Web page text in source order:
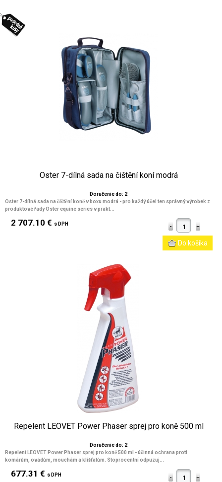
Oster 7-dílná sada na čištění koní modrá
Doručenie do: 2
Oster 7-dílná sada na čištění koně v boxu modrá - pro každý účel ten správný výrobek z
produktové řady Oster equine series v prakt...
2 707.10 € s DPH
Repelent LEOVET Power Phaser sprej pro koně 500 ml
Doručenie do: 2
Repelent LEOVET Power Phaser sprej pro koně 500 ml - účinná ochrana proti
komárům, ovádům, mouchám a klíšťatům. Stoprocentní odpuzuj...
677.31 € s DPH